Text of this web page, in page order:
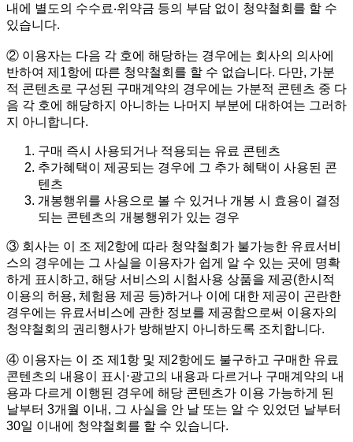
내에 별도의 수수료‧위약금 등의 부담 없이 청약철회를 할 수
있습니다.
② 이용자는 다음 각 호에 해당하는 경우에는 회사의 의사에
반하여 제1항에 따른 청약철회를 할 수 없습니다. 다만, 가분
적 콘텐츠로 구성된 구매계약의 경우에는 가분적 콘텐츠 중 다
음 각 호에 해당하지 아니하는 나머지 부분에 대하여는 그러하
지 아니합니다.
구매 즉시 사용되거나 적용되는 유료 콘텐츠
추가혜택이 제공되는 경우에 그 추가 혜택이 사용된 콘
텐츠
개봉행위를 사용으로 볼 수 있거나 개봉 시 효용이 결정
되는 콘텐츠의 개봉행위가 있는 경우
③ 회사는 이 조 제2항에 따라 청약철회가 불가능한 유료서비
스의 경우에는 그 사실을 이용자가 쉽게 알 수 있는 곳에 명확
하게 표시하고, 해당 서비스의 시험사용 상품을 제공(한시적
이용의 허용, 체험용 제공 등)하거나 이에 대한 제공이 곤란한
경우에는 유료서비스에 관한 정보를 제공함으로써 이용자의
청약철회의 권리행사가 방해받지 아니하도록 조치합니다.
④ 이용자는 이 조 제1항 및 제2항에도 불구하고 구매한 유료
콘텐츠의 내용이 표시⋅광고의 내용과 다르거나 구매계약의 내
용과 다르게 이행된 경우에 해당 콘텐츠가 이용 가능하게 된
날부터 3개월 이내, 그 사실을 안 날 또는 알 수 있었던 날부터
30일 이내에 청약철회를 할 수 있습니다.